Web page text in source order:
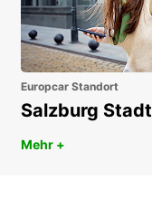
Europcar Standort
Salzburg Stadt
Mehr +